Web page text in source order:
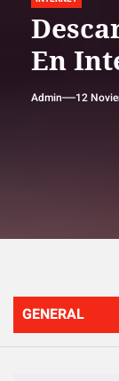
En
Admin 12
GENERAL